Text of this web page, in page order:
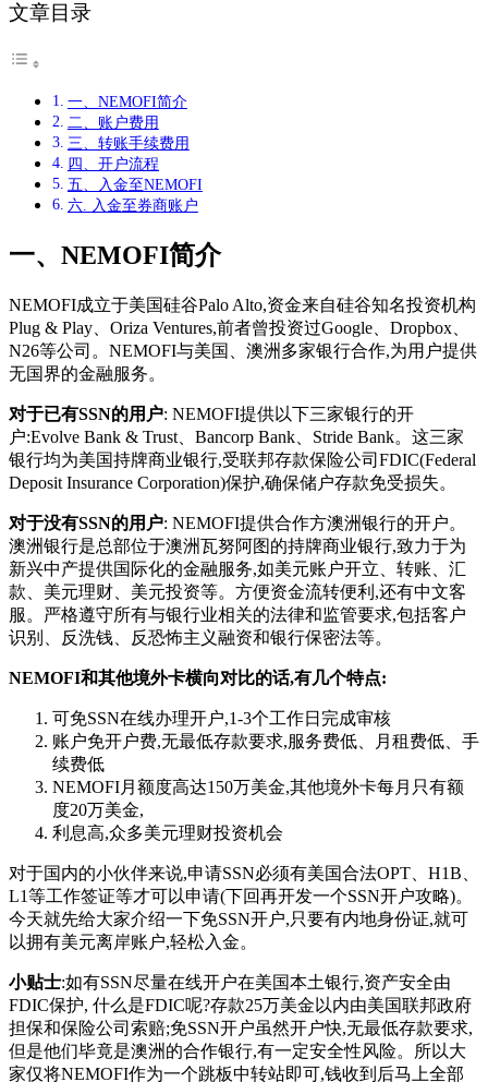
文章目录
一、NEMOFI简介
二、账户费用
三、转账手续费用
四、开户流程
五、入金至NEMOFI
六. 入金至券商账户
一、 NEMOFI简介
NEMOFI成立于美国硅谷Palo Alto,资金来自硅谷知名投资机构
Plug & Play、Oriza Ventures,前者曾投资过Google、Dropbox、
N26等公司。NEMOFI与美国、澳洲多家银行合作,为用户提供
无国界的金融服务。
对于已有SSN的用户: NEMOFI提供以下三家银行的开
户:Evolve Bank & Trust、Bancorp Bank、Stride Bank。这三家
银行均为美国持牌商业银行,受联邦存款保险公司FDIC(Federal
Deposit Insurance Corporation)保护,确保储户存款免受损失。
对于没有SSN的用户: NEMOFI提供合作方澳洲银行的开户。
澳洲银行是总部位于澳洲瓦努阿图的持牌商业银行,致力于为
新兴中产提供国际化的金融服务,如美元账户开立、转账、汇
款、美元理财、美元投资等。方便资金流转便利,还有中文客
服。严格遵守所有与银行业相关的法律和监管要求,包括客户
识别、反洗钱、反恐怖主义融资和银行保密法等。
NEMOFI和其他境外卡横向对比的话,有几个特点:
可免SSN在线办理开户,1-3个工作日完成审核
账户免开户费,无最低存款要求,服务费低、月租费低、手
续费低
NEMOFI月额度高达150万美金,其他境外卡每月只有额
度20万美金,
利息高,众多美元理财投资机会
对于国内的小伙伴来说,申请SSN必须有美国合法OPT、H1B、
L1等工作签证等才可以申请(下回再开发一个SSN开户攻略)。
今天就先给大家介绍一下免SSN开户,只要有内地身份证,就可
以拥有美元离岸账户,轻松入金。
小贴士:如有SSN尽量在线开户在美国本土银行,资产安全由
FDIC保护, 什么是FDIC呢?存款25万美金以内由美国联邦政府
担保和保险公司索赔;免SSN开户虽然开户快,无最低存款要求,
但是他们毕竟是澳洲的合作银行,有一定安全性风险。所以大
家仅将NEMOFI作为一个跳板中转站即可,钱收到后马上全部